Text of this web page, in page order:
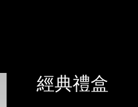
經典禮盒